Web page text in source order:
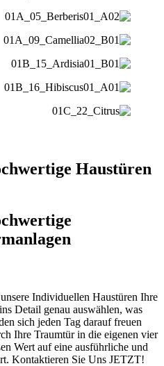
Haustüren
Individuellen Haustüren Ihre
Detail genau auswählen, was
sich jeden Tag darauf freuen
Ihre Traumtür in die eigenen vier
Wert auf eine ausführliche und
Kontaktieren Sie Uns JETZT!